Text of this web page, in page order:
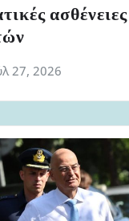
27, 2026